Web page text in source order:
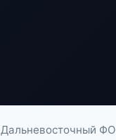
Дальневосточный ФО